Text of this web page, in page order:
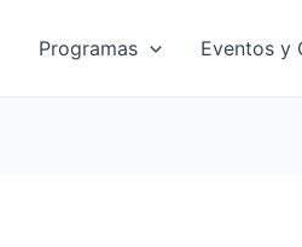
Programas Eventos y